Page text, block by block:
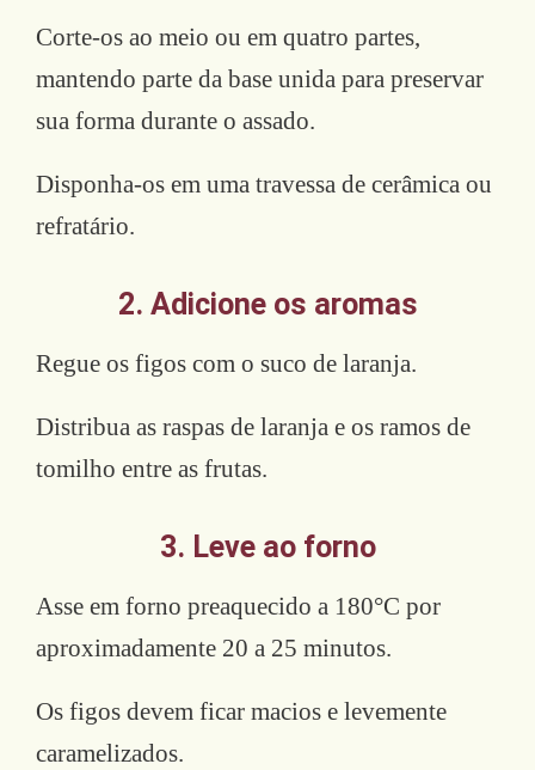
Corte-os ao meio ou em quatro partes,
mantendo parte da base unida para preservar
sua forma durante o assado.
Disponha-os em uma travessa de cerâmica ou
refratário.
2. Adicione os aromas
Regue os figos com o suco de laranja.
Distribua as raspas de laranja e os ramos de
tomilho entre as frutas.
3. Leve ao forno
Asse em forno preaquecido a 180°C por
aproximadamente 20 a 25 minutos.
Os figos devem ficar macios e levemente
caramelizados.